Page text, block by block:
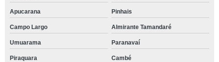
Apucarana Pinhais
Campo Largo Almirante Tamandaré
Umuarama Paranavaí
Piraquara Cambé